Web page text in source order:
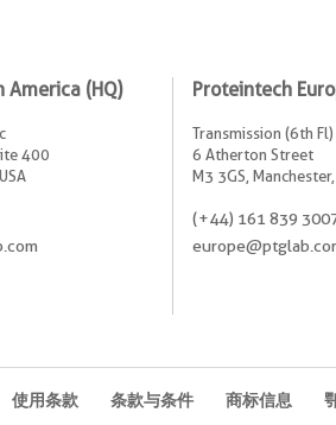
America (HQ)
400
Proteintech
Transmission (6th Fl)
6 Atherton Street
M3 3GS, Manchester,
(+44) 161 839
使用条款 条款与条件 商标信息